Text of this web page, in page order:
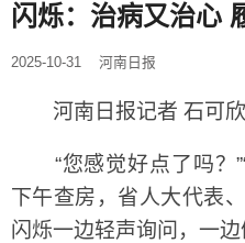
闪烁：治病又治心
2025-10-31 河南日报
河南日报记者 石可欣
“您感觉好点了吗？
下午查房，省人大代表
闪烁一边轻声询问，一边